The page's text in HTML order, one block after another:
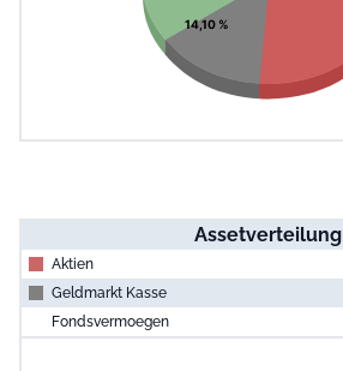
14,10 %
Assetverteilung
Aktien
Geldmarkt Kasse
Fondsvermoegen